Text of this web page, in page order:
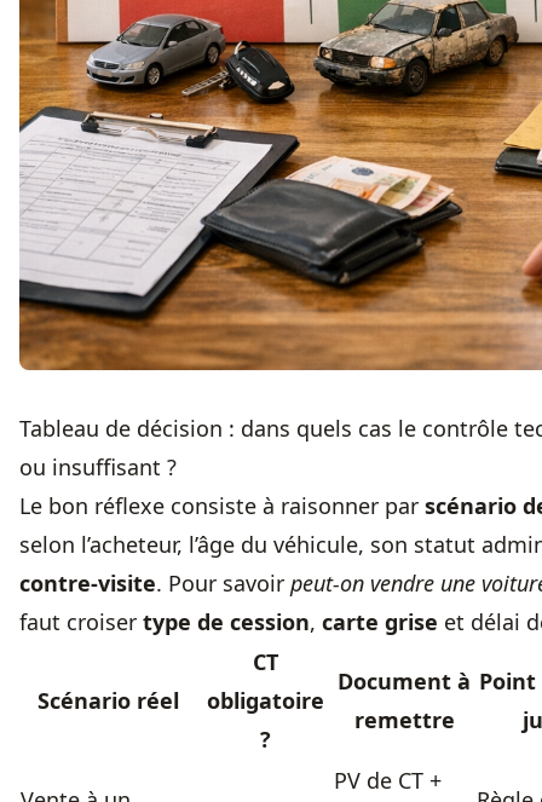
Tableau de décision : dans quels cas le contrôle
ou insuffisant ?
Le bon réflexe consiste à raisonner par scénario
selon l’acheteur, l’âge du véhicule, son statut
contre-visite. Pour savoir peut-on vendre une
faut croiser type de cession, carte grise et délai
Scénario réel
CT
obligatoire
?
Document à
remettre
Point
PV de CT +